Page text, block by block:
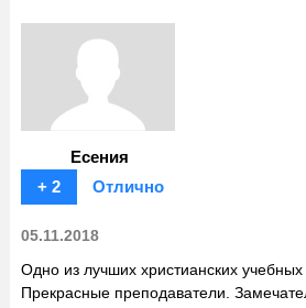
Есения
+ 2
Отлично
05.11.2018
Одно из лучших христианских
Прекрасные преподаватели.